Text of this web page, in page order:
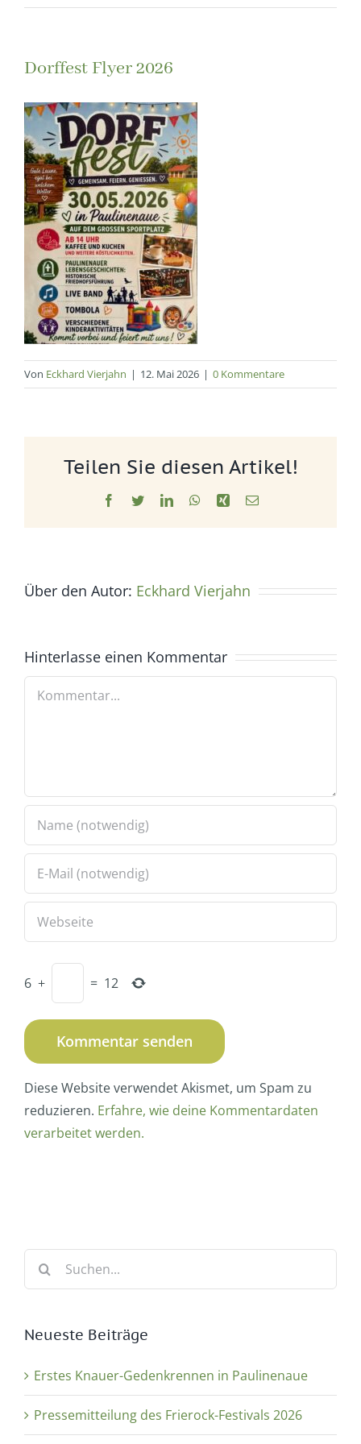
Dorffest Flyer 2026
Von Eckhard Vierjahn | 12. Mai 2026 | 0 Kommentare
Teilen Sie diesen Artikel!
Facebook
TwitterLinkedInWhatsApp
Xing E-
Über den Autor: Eckhard Vierjahn
Hinterlasse einen Kommentar
Kommentar
6 + = 12
Diese Website verwendet Akismet, um Spam zu
reduzieren. Erfahre, wie deine Kommentardaten
verarbeitet werden.
Suche
Neueste Beiträge
Erstes Knauer-Gedenkrennen in Paulinenaue
Pressemitteilung des Frierock-Festivals 2026